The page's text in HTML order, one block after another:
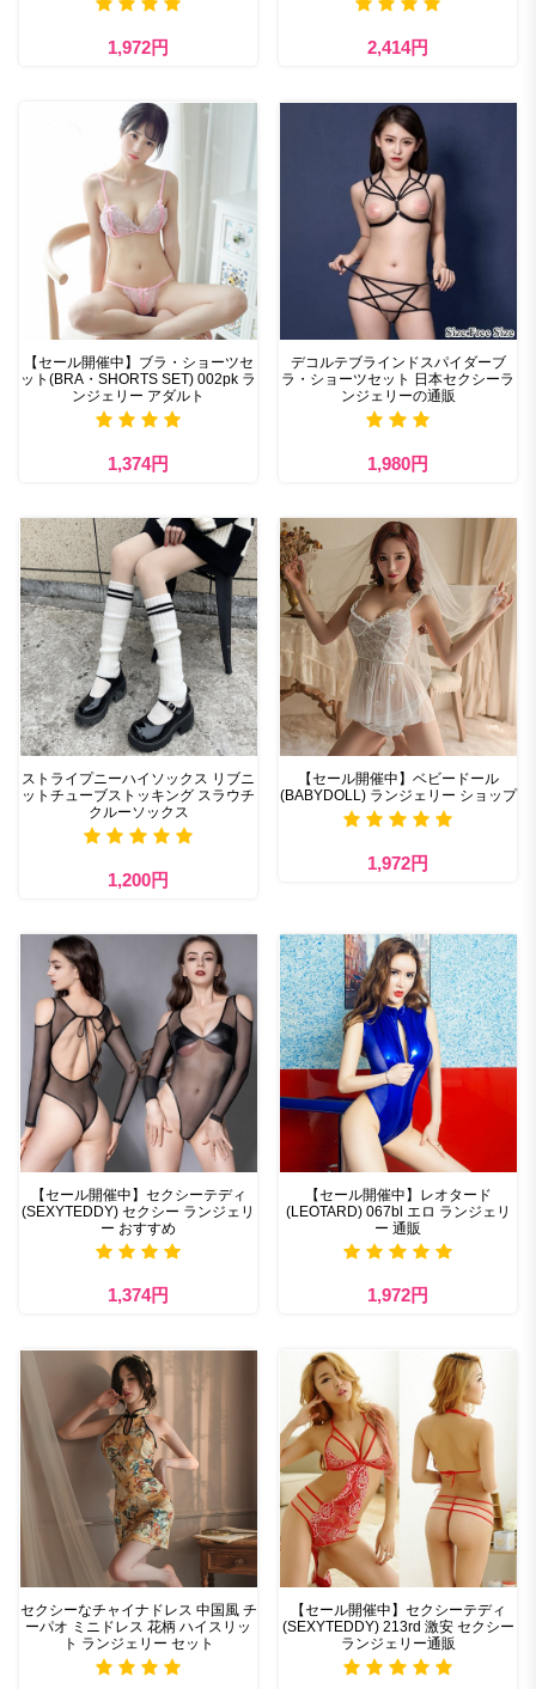
1,972円 2,414円
【セール開催中】ブラ・ショーツセ
ット(BRA・SHORTS SET) 002pk ラ
ンジェリー アダルト
1,374円
デコルテブラインドスパイダーブ
ラ・ショーツセット 日本セクシーラ
ンジェリーの通販
1,980円
ストライプニーハイソックス リブニ
ットチューブストッキング スラウチ
クルーソックス
1,200円
【セール開催中】ベビードール
(BABYDOLL) ランジェリー ショップ
1,972円
【セール開催中】セクシーテディ
(SEXYTEDDY) セクシー ランジェリ
ー おすすめ
1,374円
【セール開催中】レオタード
(LEOTARD) 067bl エロ ランジェリ
ー 通販
1,972円
セクシーなチャイナドレス 中国風 チ
ーパオ ミニドレス 花柄 ハイスリッ
ト ランジェリー セット
【セール開催中】セクシーテディ
(SEXYTEDDY) 213rd 激安 セクシー
ランジェリー通販